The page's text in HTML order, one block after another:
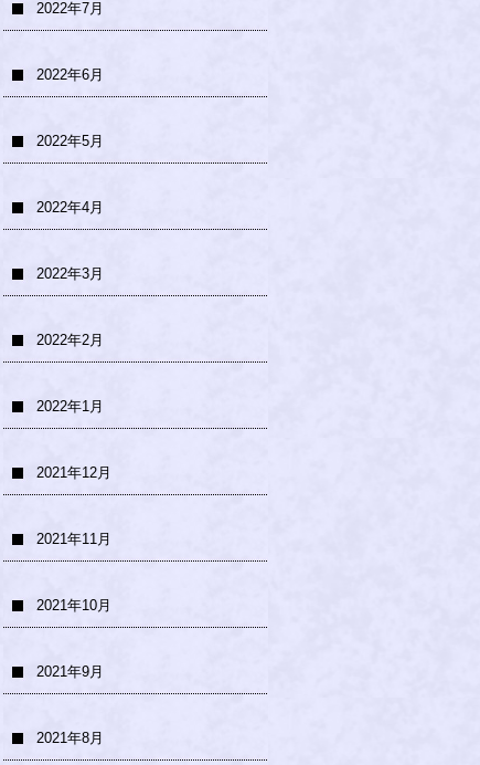
2022年7月
2022年6月
2022年5月
2022年4月
2022年3月
2022年2月
2022年1月
2021年12月
2021年11月
2021年10月
2021年9月
2021年8月